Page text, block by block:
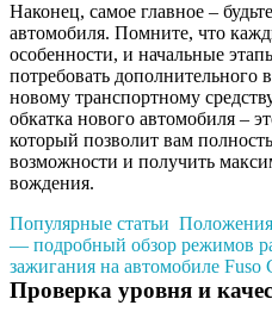
Наконец, самое главное –
автомобиля. Помните, что
особенности, и начальные
потребовать
новому транспортному
обкатка нового автомобиля –
который позволит вам
возможности и получить
вождения.
Популярные статьи Положения
— подробный обзор режимов
зажигания на автомобиле Fuso
Проверка уровня и